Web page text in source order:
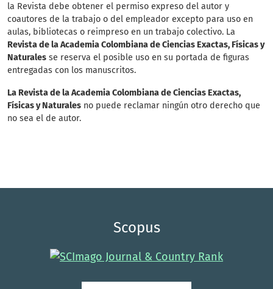
la Revista debe obtener el permiso expreso del autor y
coautores de la trabajo o del empleador excepto para uso en
aulas, bibliotecas o reimpreso en un trabajo colectivo. La
Revista de la Academia Colombiana de Ciencias Exactas, Físicas y
Naturales se reserva el posible uso en su portada de figuras
entregadas con los manuscritos.
La Revista de la Academia Colombiana de Ciencias Exactas,
Físicas y Naturales no puede reclamar ningún otro derecho que
no sea el de autor.
Scopus